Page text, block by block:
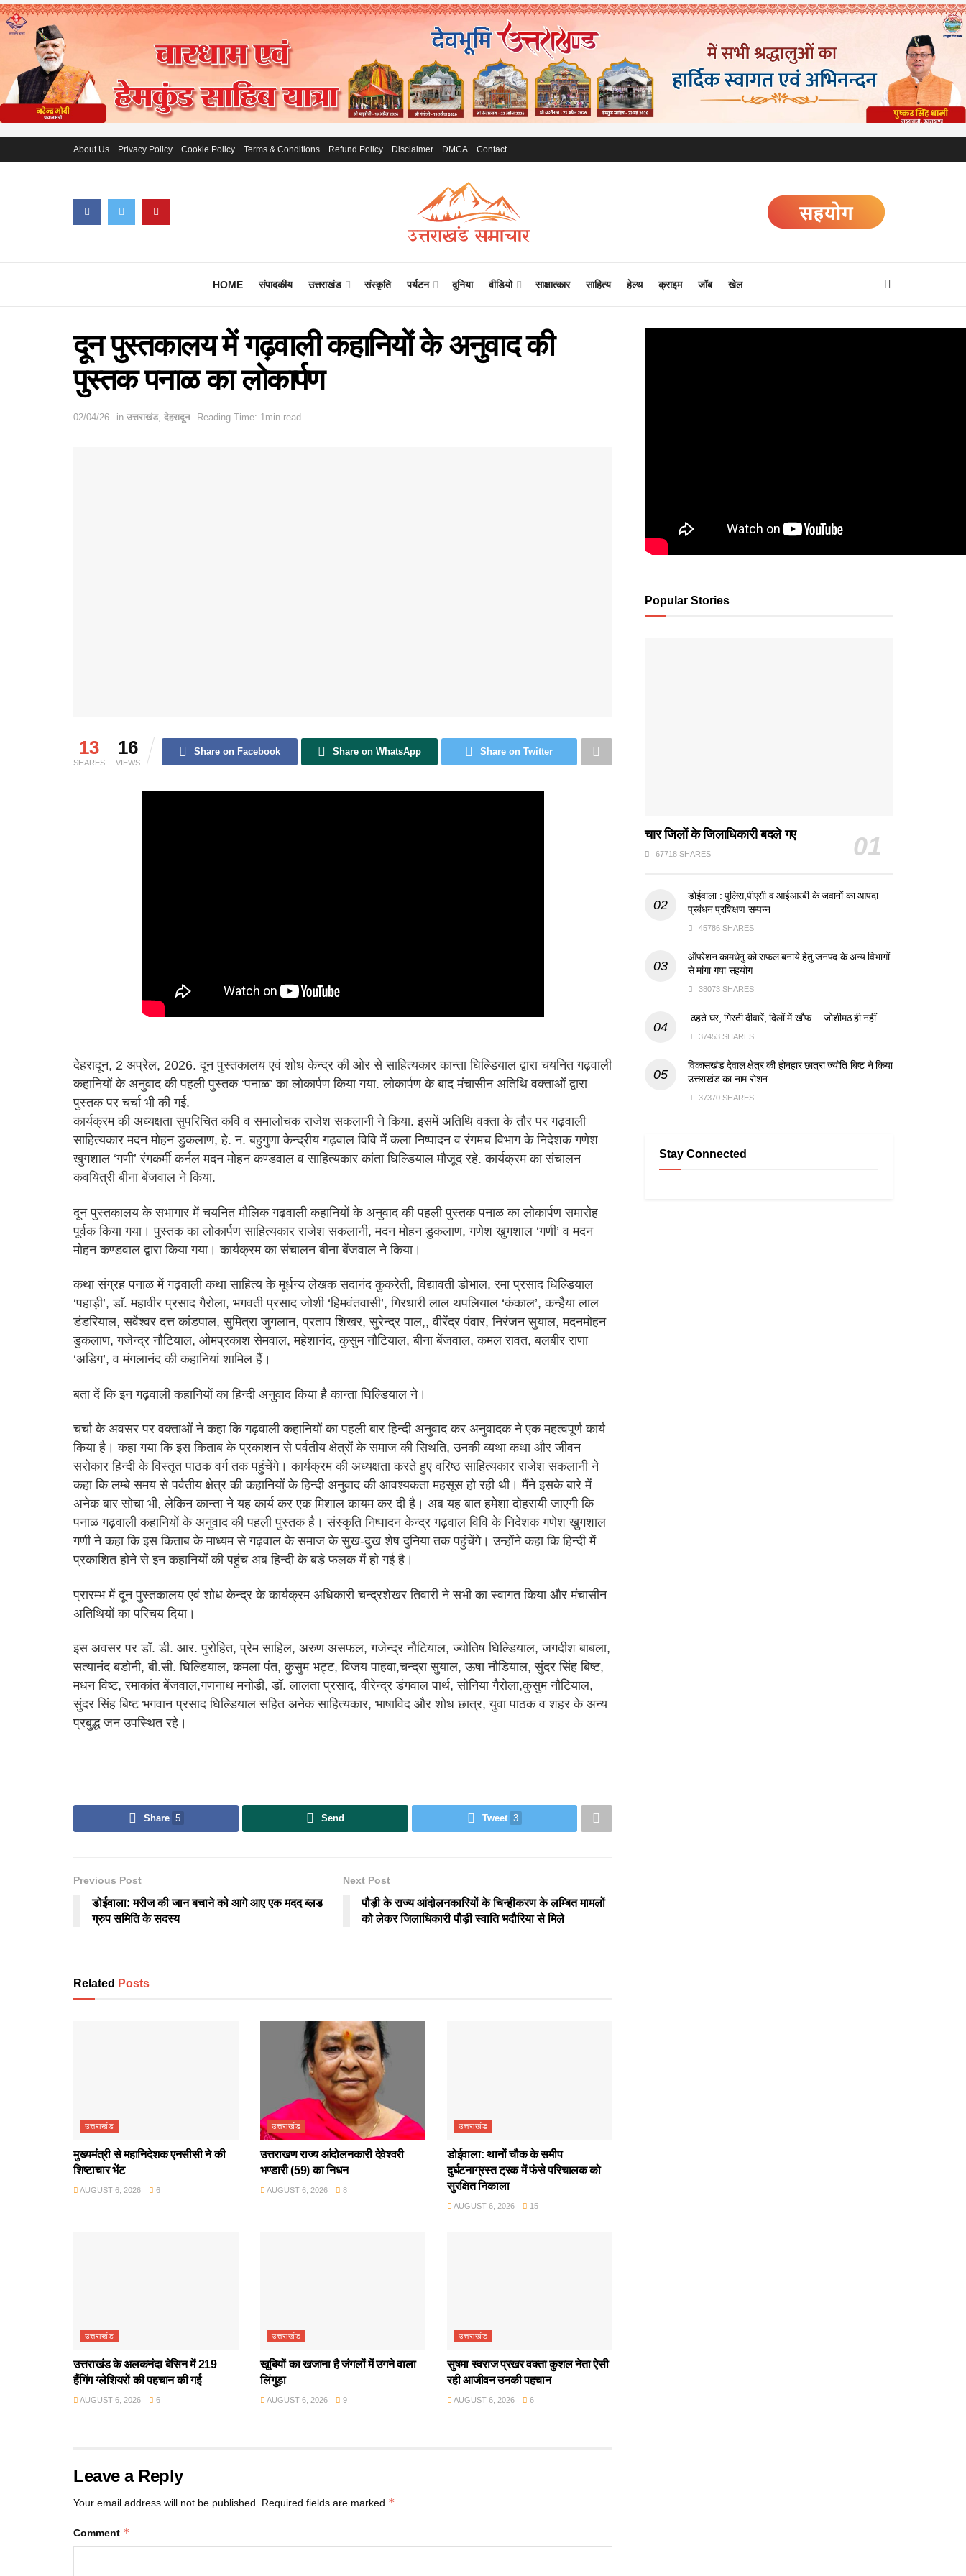
About Us Privacy Policy Cookie Policy Terms & Conditions Refund Policy Disclaimer DMCA Contact
HOME संपादकीय उत्तराखंड संस्कृति पर्यटन दुनिया वीडियो साक्षात्कार साहित्य हेल्थ क्राइम जॉब खेल
दून पुस्तकालय में गढ़वाली कहानियों के अनुवाद की
पुस्तक पनाळ का लोकार्पण
02/04/26 in उत्तराखंड, देहरादून Reading Time: 1min read
13
SHARES
16
VIEWS
Share on Facebook Share on WhatsApp Share on Twitter
देहरादून, 2 अप्रेल, 2026. दून पुस्तकालय एवं शोध केन्द्र की ओर से साहित्यकार कान्ता घिल्डियाल द्वारा चयनित गढ़वाली
कहानियों के अनुवाद की पहली पुस्तक ‘पनाळ’ का लोकार्पण किया गया. लोकार्पण के बाद मंचासीन अतिथि वक्ताओं द्वारा
पुस्तक पर चर्चा भी की गई.
कार्यक्रम की अध्यक्षता सुपरिचित कवि व समालोचक राजेश सकलानी ने किया. इसमें अतिथि वक्ता के तौर पर गढ़वाली
साहित्यकार मदन मोहन डुकलाण, हे. न. बहुगुणा केन्द्रीय गढ़वाल विवि में कला निष्पादन व रंगमच विभाग के निदेशक गणेश
खुगशाल ‘गणी’ रंगकर्मी कर्नल मदन मोहन कण्डवाल व साहित्यकार कांता घिल्डियाल मौजूद रहे. कार्यक्रम का संचालन
कवयित्री बीना बेंजवाल ने किया.
दून पुस्तकालय के सभागार में चयनित मौलिक गढ़वाली कहानियों के अनुवाद की पहली पुस्तक पनाळ का लोकार्पण समारोह
पूर्वक किया गया। पुस्तक का लोकार्पण साहित्यकार राजेश सकलानी, मदन मोहन डुकलाण, गणेश खुगशाल ‘गणी’ व मदन
मोहन कण्डवाल द्वारा किया गया। कार्यक्रम का संचालन बीना बेंजवाल ने किया।
कथा संग्रह पनाळ में गढ़वाली कथा साहित्य के मूर्धन्य लेखक सदानंद कुकरेती, विद्यावती डोभाल, रमा प्रसाद धिल्डियाल
‘पहाड़ी’, डाॅ. महावीर प्रसाद गैरोला, भगवती प्रसाद जोशी ‘हिमवंतवासी’, गिरधारी लाल थपलियाल ‘कंकाल’, कन्हैया लाल
डंडरियाल, सर्वेश्वर दत्त कांडपाल, सुमित्रा जुगलान, प्रताप शिखर, सुरेन्द्र पाल,, वीरेंद्र पंवार, निरंजन सुयाल, मदनमोहन
डुकलाण, गजेन्द्र नौटियाल, ओमप्रकाश सेमवाल, महेशानंद, कुसुम नौटियाल, बीना बेंजवाल, कमल रावत, बलबीर राणा
‘अडिग’, व मंगलानंद की कहानियां शामिल हैं।
बता दें कि इन गढ़वाली कहानियों का हिन्दी अनुवाद किया है कान्ता घिल्डियाल ने।
चर्चा के अवसर पर वक्ताओं ने कहा कि गढ़वाली कहानियों का पहली बार हिन्दी अनुवाद कर अनुवादक ने एक महत्वपूर्ण कार्य
किया है। कहा गया कि इस किताब के प्रकाशन से पर्वतीय क्षेत्रों के समाज की सिथति, उनकी व्यथा कथा और जीवन
सरोकार हिन्दी के विस्तृत पाठक वर्ग तक पहुंचेंगे। कार्यक्रम की अध्यक्षता करते हुए वरिष्ठ साहित्यकार राजेश सकलानी ने
कहा कि लम्बे समय से पर्वतीय क्षेत्र की कहानियों के हिन्दी अनुवाद की आवश्यकता महसूस हो रही थी। मैंने इसके बारे में
अनेक बार सोचा भी, लेकिन कान्ता ने यह कार्य कर एक मिशाल कायम कर दी है। अब यह बात हमेशा दोहरायी जाएगी कि
पनाळ गढ़वाली कहानियों के अनुवाद की पहली पुस्तक है। संस्कृति निष्पादन केन्द्र गढ़वाल विवि के निदेशक गणेश खुगशाल
गणी ने कहा कि इस किताब के माध्यम से गढ़वाल के समाज के सुख-दुख शेष दुनिया तक पहुंचेंगे। उन्होंने कहा कि हिन्दी में
प्रकाशित होने से इन कहानियों की पहुंच अब हिन्दी के बड़े फलक में हो गई है।
प्रारम्भ में दून पुस्तकालय एवं शोध केन्द्र के कार्यक्रम अधिकारी चन्द्रशेखर तिवारी ने सभी का स्वागत किया और मंचासीन
अतिथियों का परिचय दिया।
इस अवसर पर डॉ. डी. आर. पुरोहित, प्रेम साहिल, अरुण असफल, गजेन्द्र नौटियाल, ज्योतिष घिल्डियाल, जगदीश बाबला,
सत्यानंद बडोनी, बी.सी. घिल्डियाल, कमला पंत, कुसुम भट्ट, विजय पाहवा,चन्द्रा सुयाल, ऊषा नौडियाल, सुंदर सिंह बिष्ट,
मधन विष्ट, रमाकांत बेंजवाल,गणनाथ मनोडी, डॉ. लालता प्रसाद, वीरेन्द्र डंगवाल पार्थ, सोनिया गैरोला,कुसुम नौटियाल,
सुंदर सिंह बिष्ट भगवान प्रसाद घिल्डियाल सहित अनेक साहित्यकार, भाषाविद और शोध छात्र, युवा पाठक व शहर के अन्य
प्रबुद्ध जन उपस्थित रहे।
Share 5 Send Tweet 3
Previous Post
डोईवाला: मरीज की जान बचाने को आगे आए एक मदद ब्लड
ग्रुप समिति के सदस्य
Next Post
पौड़ी के राज्य आंदोलनकारियों के चिन्हीकरण के लम्बित मामलों
को लेकर जिलाधिकारी पौड़ी स्वाति भदौरिया से मिले
Related Posts
उत्तराखंड
मुख्यमंत्री से महानिदेशक एनसीसी ने की
शिष्टाचार भेंट
AUGUST 6, 2026 6
उत्तराखंड
उत्तराखण राज्य आंदोलनकारी देवेश्वरी
भण्डारी (59) का निधन
AUGUST 6, 2026 8
उत्तराखंड
डोईवाला: थानों चौक के समीप
दुर्घटनाग्रस्त ट्रक में फंसे परिचालक को
सुरक्षित निकाला
AUGUST 6, 2026 15
उत्तराखंड
उत्तराखंड के अलकनंदा बेसिन में 219
हैंगिंग ग्लेशियरों की पहचान की गई
AUGUST 6, 2026 6
उत्तराखंड
खूबियों का खजाना है जंगलों में उगने वाला
लिंगुड़ा
AUGUST 6, 2026 9
उत्तराखंड
सुषमा स्वराज प्रखर वक्ता कुशल नेता ऐसी
रही आजीवन उनकी पहचान
AUGUST 6, 2026 6
Leave a Reply
Your email address will not be published. Required fields are marked *
Comment *
Popular Stories
चार जिलों के जिलाधिकारी बदले गए
67718 SHARES
डोईवाला : पुलिस,पीएसी व आईआरबी के जवानों का आपदा
प्रबंधन प्रशिक्षण सम्पन्न
45786 SHARES
ऑपरेशन कामधेनु को सफल बनाये हेतु जनपद के अन्य विभागों
से मांगा गया सहयोग
38073 SHARES
ढहते घर, गिरती दीवारें, दिलों में खौफ… जोशीमठ ही नहीं
37453 SHARES
विकासखंड देवाल क्षेत्र की होनहार छात्रा ज्योति बिष्ट ने किया
उत्तराखंड का नाम रोशन
37370 SHARES
Stay Connected